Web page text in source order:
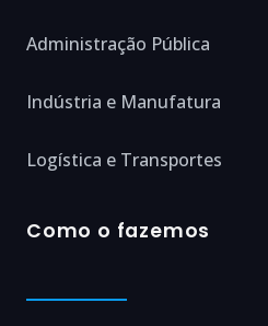
Administração Pública
Indústria e Manufatura
Logística e Transportes
Como o fazemos